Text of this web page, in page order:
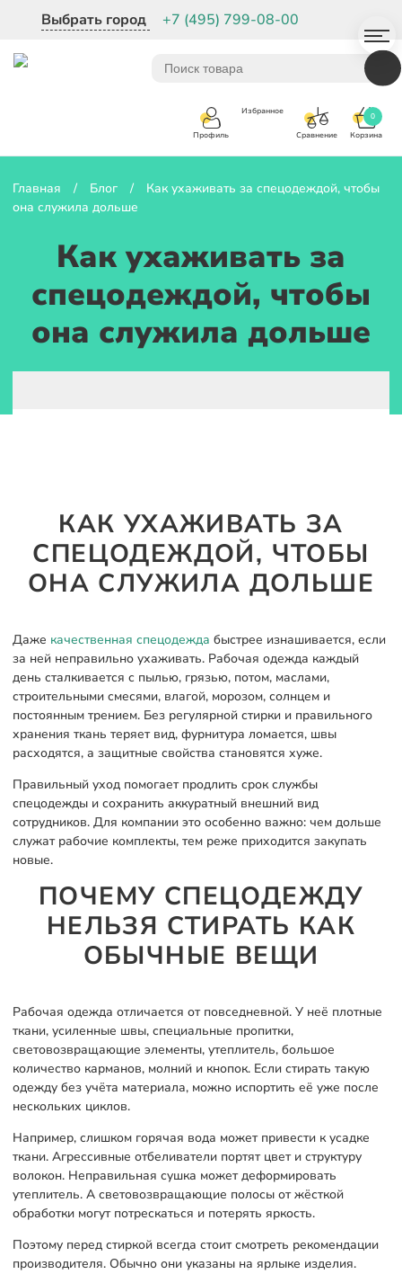
Выбрать город +7 (495) 799-08-00
Профиль
Избранное
Сравнение Корзина
0
Главная / Блог /
Как ухаживать за спецодеждой, чтобы
она служила дольше
Как ухаживать за
спецодеждой, чтобы
она служила дольше
КАК УХАЖИВАТЬ ЗА
СПЕЦОДЕЖДОЙ, ЧТОБЫ
ОНА СЛУЖИЛА ДОЛЬШЕ
Даже качественная спецодежда быстрее изнашивается, если
за ней неправильно ухаживать. Рабочая одежда каждый
день сталкивается с пылью, грязью, потом, маслами,
строительными смесями, влагой, морозом, солнцем и
постоянным трением. Без регулярной стирки и правильного
хранения ткань теряет вид, фурнитура ломается, швы
расходятся, а защитные свойства становятся хуже.
Правильный уход помогает продлить срок службы
спецодежды и сохранить аккуратный внешний вид
сотрудников. Для компании это особенно важно: чем дольше
служат рабочие комплекты, тем реже приходится закупать
новые.
ПОЧЕМУ СПЕЦОДЕЖДУ
НЕЛЬЗЯ СТИРАТЬ КАК
ОБЫЧНЫЕ ВЕЩИ
Рабочая одежда отличается от повседневной. У неё плотные
ткани, усиленные швы, специальные пропитки,
световозвращающие элементы, утеплитель, большое
количество карманов, молний и кнопок. Если стирать такую
одежду без учёта материала, можно испортить её уже после
нескольких циклов.
Например, слишком горячая вода может привести к усадке
ткани. Агрессивные отбеливатели портят цвет и структуру
волокон. Неправильная сушка может деформировать
утеплитель. А световозвращающие полосы от жёсткой
обработки могут потрескаться и потерять яркость.
Поэтому перед стиркой всегда стоит смотреть рекомендации
производителя. Обычно они указаны на ярлыке изделия.